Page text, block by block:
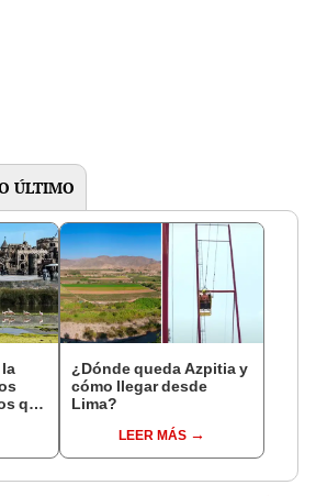
ÚLTIMO
la
que
¿Dónde queda Azpitia y
cómo llegar desde
Lima?
LEER MÁS